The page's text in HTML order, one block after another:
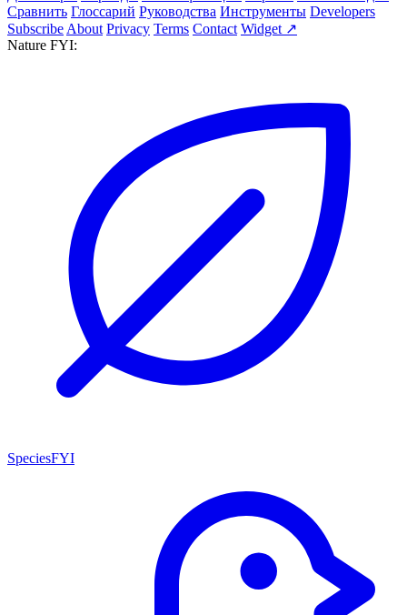
Сравнить Глоссарий Руководства Инструменты Developers
Subscribe About Privacy Terms Contact Widget ↗
Nature FYI:
SpeciesFYI